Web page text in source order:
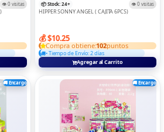
👁️ 0 visitas 📦 Stock: 24+ 👁️ 0 visitas
HIPPER SONNY ANGEL ( CAJITA 6PCS)
💰 $10.25
Compra obtiene:102puntos
• Tiempo de Envío: 2 días
Agregar al Carrito
🚚 Encargo 🚚 Encargo